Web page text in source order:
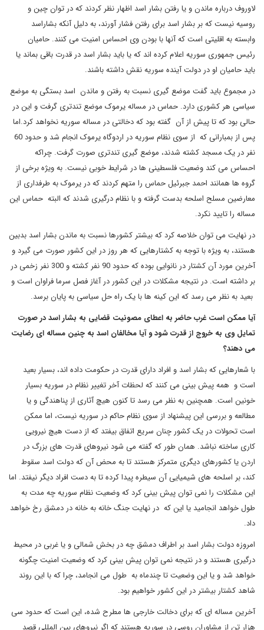
لاوروف درباره ماندن و یا رفتن بشار اسد اظهار نظر کردند که در توان چین و
روسیه نیست که بر بشار اسد برای رفتن فشار آورند، به دلیل آنکه بشاراسد
وابسته به اقلیتی است که آنها با بودن وی احساس امنیت می کنند. حامیان
رئیس جمهوری سوریه اعلام کرده اند که یا باید بشار اسد در قدرت باقی بماند یا
باید حامیان او در دولت آینده سوریه نقش داشته باشند.
در مجموع باید گفت موضع گیری نسبت به رفتن و ماندن اسد بستگی به موضع
سیاسی هر کشوری دارد. حماس در مساله یرموک موضع تندتری گرفت و این در
حالی بود که تا پیش از آن گفته بود که دخالتی در مساله سوریه نخواهد کرد.اما
پس از بمبارانی که از سوی نظام سوریه در اردوگاه یرموک انجام شد و حدود 60
نفر در یک مسجد کشته شدند، موضع گیری تندتری صورت گرفت. چراکه
احساس می کند وضعیت فلسطینی ها در شرایط خوبی نیست. به ویژه برخی از
گروه ها همانند احمد جبرئیل حماس را متهم کردند که در یرموک به طرفداری از
معارضین مسلح اسلحه بدست گرفته و با نظام درگیری شدند که البته حماس این
مساله را تایید نکرد.
در نهایت می توان خلاصه کرد که بیشتر کشورها نسبت به ماندن بشار اسد بدبین
هستند، به ویژه با توجه به کشتارهایی که هر روز در این کشور صورت می گیرد و
آخرین مورد آن کشتار در نانوایی بوده که حدود 90 نفر کشته و 300 نفر زخمی در
بر داشته است. در نتیجه مشکلات در این کشور در آغاز فصل سرما فراوان است و
بعید به نظر می رسد که این کینه ها با یک راه حل سیاسی به پایان برسد.
آیا ممکن است غرب حاضر به اعطای مصونیت قضایی به بشار اسد در صورت
تمایل وی به خروج از قدرت شود و آیا مخالفان اسد به چنین مساله ای رضایت
می دهند؟
با شعارهایی که بشار اسد و افراد دارای قدرت در حکومت داده اند، بسیار بعید
است و همه پیش بینی می کنند که لحظات آخر تغییر نظام در سوریه بسیار
خونین است. همچنین به نظر می رسد تا کنون هیچ آثاری از پناهندگی و یا
مطالعه و بررسی این پیشنهاد از سوی نظام حاکم در سوریه نیست، اما ممکن
است تحولات در یک کشور چنان سریع اتفاق بیفتد که از دست هیچ نیرویی
کاری ساخته نباشد. همان طور که گفته می شود نیروهای قدرت های بزرگ در
اردن یا کشورهای دیگری متمرکز هستند تا به محض آن که دولت اسد سقوط
کند، بر اسلحه های شیمیایی آن سیطره پیدا کرده تا به دست افراد دیگر نیفتد. اما
این مشکلات را نمی توان پیش بینی کرد که وضعیت نظام سوریه چه مدت به
طول خواهد انجامید یا این که در نهایت جنگ خانه به خانه در دمشق رخ خواهد
داد.
امروزه دولت بشار اسد بر اطراف دمشق چه در بخش شمالی و یا غربی در محیط
درگیری هستند و در نتیجه نمی توان پیش بینی کرد که وضعیت امنیت چگونه
خواهد شد و یا این وضعیت تا چندماه به طول می انجامد، چرا که با این روند
شاهد کشتار بیشتر در این کشور خواهیم بود.
آخرین مساله ای که برای دخالت خارجی ها مطرح شده، این است که حدود سی
هزار تن از مشاوران روسی در سوریه هستند که اگر نیروهای بین المللی قصد